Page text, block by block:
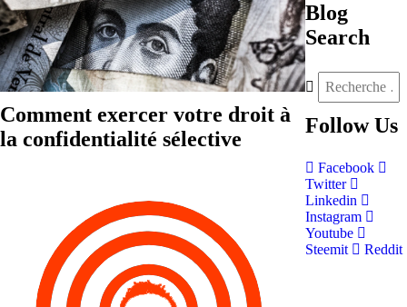
Comment exercer votre droit à
la confidentialité sélective
Blog
Search
Follow Us
Facebook
Twitter
Linkedin
Instagram
Youtube
Steemit
Reddit